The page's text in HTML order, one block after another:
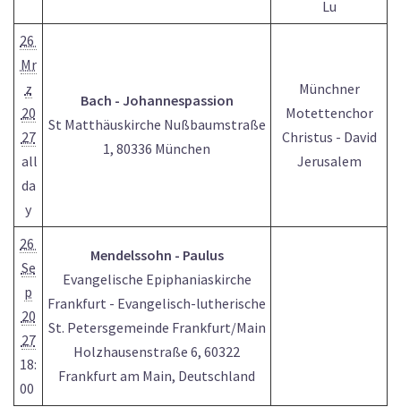
Lu
26
Mr
z
20
27
all
da
y
Bach - Johannespassion
St Matthäuskirche Nußbaumstraße
1, 80336 München
Münchner
Motettenchor
Christus - David
Jerusalem
26
Se
p
20
27
18:
00
Mendelssohn - Paulus
Evangelische Epiphaniaskirche
Frankfurt - Evangelisch-lutherische
St. Petersgemeinde Frankfurt/Main
Holzhausenstraße 6, 60322
Frankfurt am Main, Deutschland